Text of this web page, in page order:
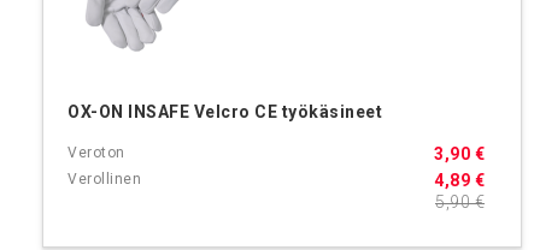
OX-ON INSAFE Velcro CE työkäsineet
4,89 €
3,90 €
5,90 €